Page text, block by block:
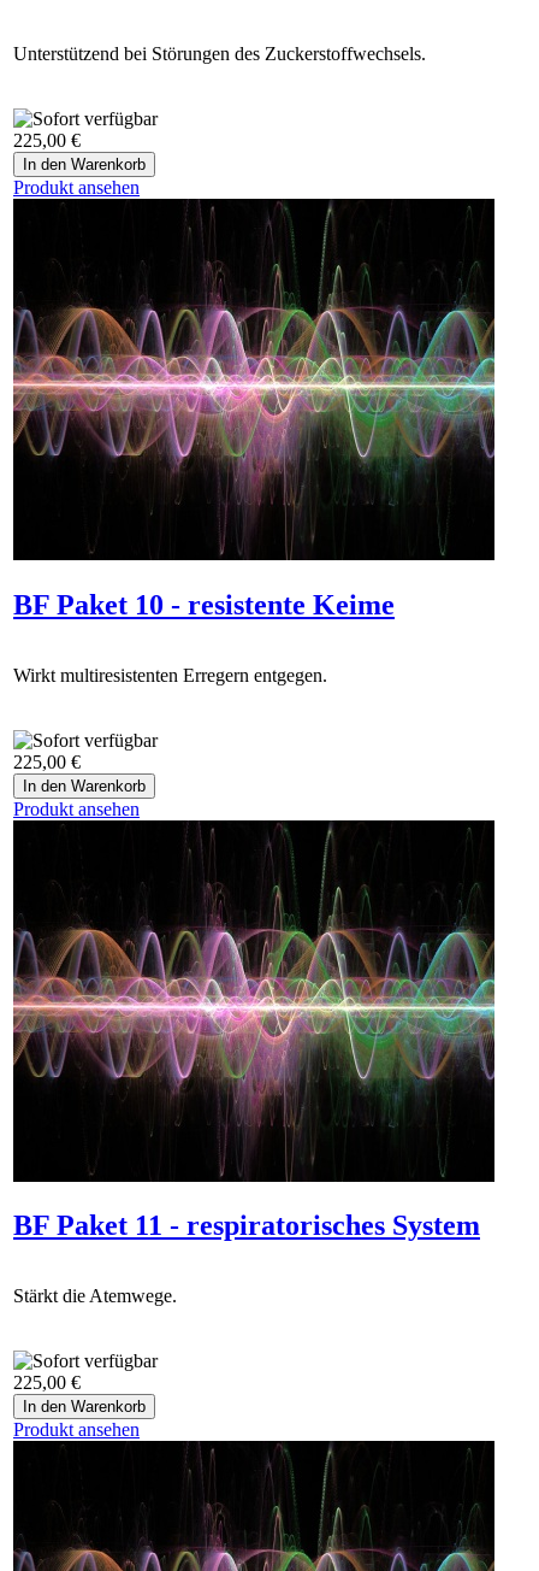
Unterstützend bei Störungen des Zuckerstoffwechsels.
225,00 €
Produkt ansehen
BF Paket 10 - resistente Keime
Wirkt multiresistenten Erregern entgegen.
225,00 €
Produkt ansehen
BF Paket 11 - respiratorisches System
Stärkt die Atemwege.
225,00 €
Produkt ansehen